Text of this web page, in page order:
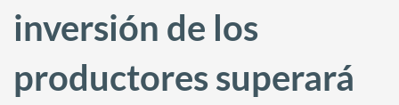
inversión de los
productores superará